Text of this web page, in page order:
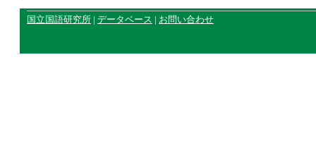
国立国語研究所 | データベース | お問い合わせ